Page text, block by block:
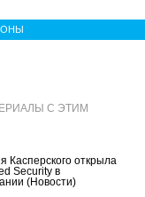
С ЭТИМ
Касперского открыла
Security в
(Новости)